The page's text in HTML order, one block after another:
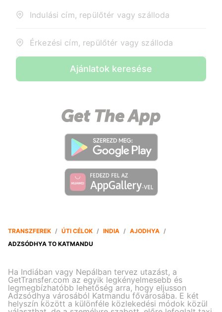
Indulási cím, repülőtér vagy szálloda
Érkezési cím, repülőtér vagy szálloda
Ajánlatok keresése
TRANSZFEREK / ÚTI CÉLOK / INDIA / AJODHYA /
ADZSÓDHYA TO KATMANDU
Ha Indiában vagy Nepálban tervez utazást, a
GetTransfer.com az egyik legkényelmesebb és
legmegbízhatóbb lehetőség arra, hogy eljusson
Adzsódhya városából Katmandu fővárosába. E két
helyszín között a különféle közlekedési módok közül